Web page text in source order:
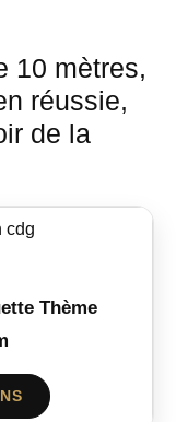
10 mètres,
réussie,
de la
Thème